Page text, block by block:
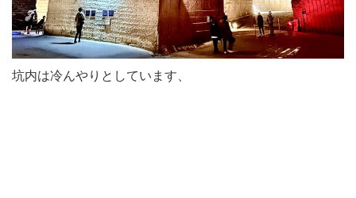
坑内は冷んやりとしています、